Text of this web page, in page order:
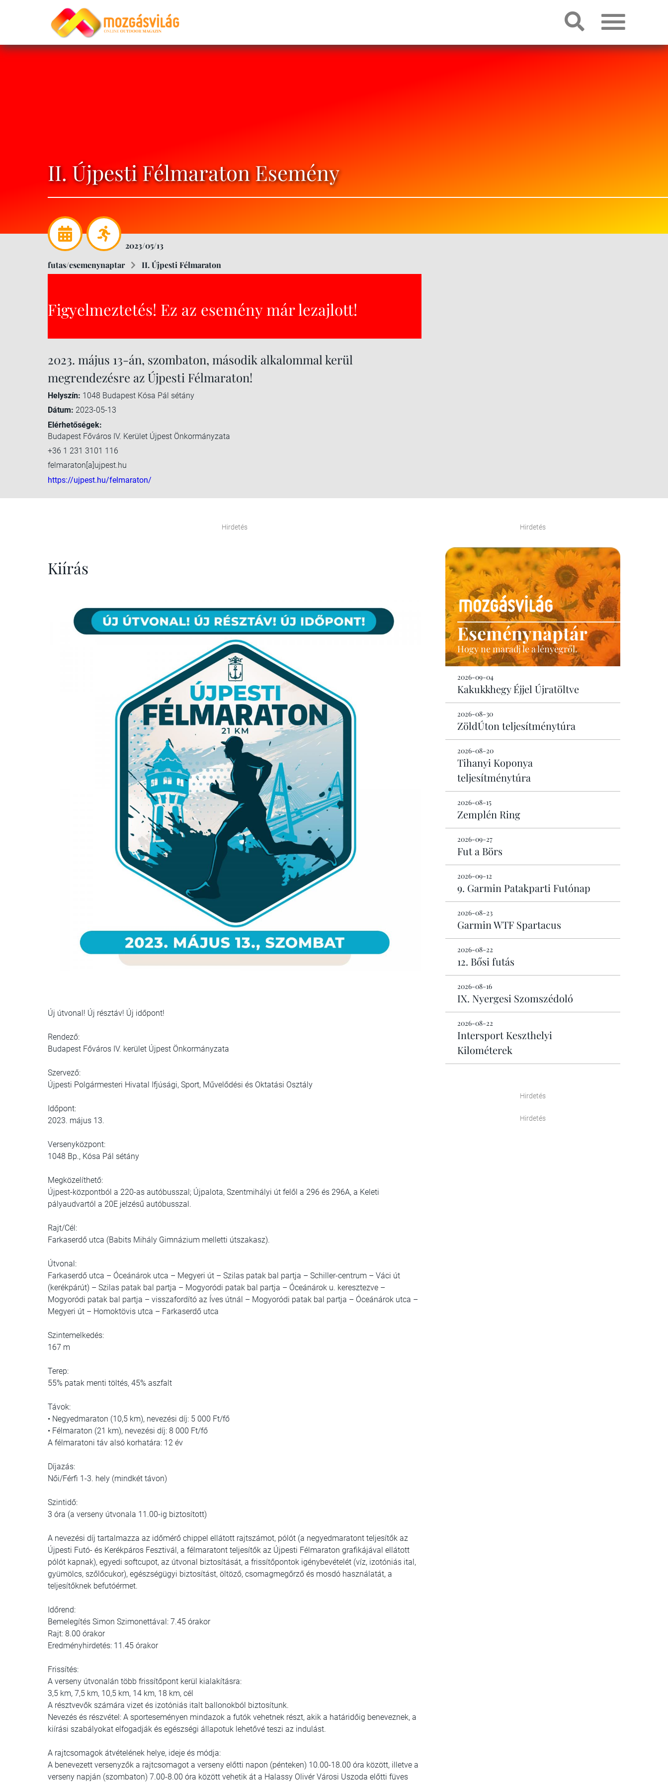
II. Újpesti Félmaraton Esemény
2023/05/13
futas/esemenynaptar
II. Újpesti Félmaraton
Figyelmeztetés! Ez az esemény már lezajlott!
2023. május 13-án, szombaton, második alkalommal kerül
megrendezésre az Újpesti Félmaraton!
Helyszín: 1048 Budapest Kósa Pál sétány
Dátum: 2023-05-13
Elérhetőségek:
Budapest Főváros IV. Kerület Újpest Önkormányzata
+36 1 231 3101 116
felmaraton[a]ujpest.hu
https://ujpest.hu/felmaraton/
Hirdetés
Kiírás
Új útvonal! Új résztáv! Új időpont!
Rendező:
Budapest Főváros IV. kerület Újpest Önkormányzata
Szervező:
Újpesti Polgármesteri Hivatal Ifjúsági, Sport, Művelődési és Oktatási Osztály
Időpont:
2023. május 13.
Versenyközpont:
1048 Bp., Kósa Pál sétány
Megközelíthető:
Újpest-központból a 220-as autóbusszal; Újpalota, Szentmihályi út felől a 296 és 296A, a Keleti
pályaudvartól a 20E jelzésű autóbusszal.
Rajt/Cél:
Farkaserdő utca (Babits Mihály Gimnázium melletti útszakasz).
Útvonal:
Farkaserdő utca – Óceánárok utca – Megyeri út – Szilas patak bal partja – Schiller-centrum – Váci út
(kerékpárút) – Szilas patak bal partja – Mogyoródi patak bal partja – Óceánárok u. keresztezve –
Mogyoródi patak bal partja – visszafordító az Íves útnál – Mogyoródi patak bal partja – Óceánárok utca –
Megyeri út – Homoktövis utca – Farkaserdő utca
Szintemelkedés:
167 m
Terep:
55% patak menti töltés, 45% aszfalt
Távok:
• Negyedmaraton (10,5 km), nevezési díj: 5 000 Ft/fő
• Félmaraton (21 km), nevezési díj: 8 000 Ft/fő
A félmaratoni táv alsó korhatára: 12 év
Díjazás:
Női/Férfi 1-3. hely (mindkét távon)
Szintidő:
3 óra (a verseny útvonala 11.00-ig biztosított)
A nevezési díj tartalmazza az időmérő chippel ellátott rajtszámot, pólót (a negyedmaratont teljesítők az
Újpesti Futó- és Kerékpáros Fesztivál, a félmaratont teljesítők az Újpesti Félmaraton grafikájával ellátott
pólót kapnak), egyedi softcupot, az útvonal biztosítását, a frissítőpontok igénybevételét (víz, izotóniás ital,
gyümölcs, szőlőcukor), egészségügyi biztosítást, öltöző, csomagmegőrző és mosdó használatát, a
teljesítőknek befutóérmet.
Időrend:
Bemelegítés Simon Szimonettával: 7.45 órakor
Rajt: 8.00 órakor
Eredményhirdetés: 11.45 órakor
Frissítés:
A verseny útvonalán több frissítőpont kerül kialakításra:
3,5 km, 7,5 km, 10,5 km, 14 km, 18 km, cél
A résztvevők számára vizet és izotóniás italt ballonokból biztosítunk.
Nevezés és részvétel: A sporteseményen mindazok a futók vehetnek részt, akik a határidőig beneveznek, a
kiírási szabályokat elfogadják és egészségi állapotuk lehetővé teszi az indulást.
A rajtcsomagok átvételének helye, ideje és módja:
A benevezett versenyzők a rajtcsomagot a verseny előtti napon (pénteken) 10.00-18.00 óra között, illetve a
verseny napján (szombaton) 7.00-8.00 óra között vehetik át a Halassy Olivér Városi Uszoda előtti füves
Hirdetés
Eseménynaptár
Hogy ne maradj le a lényegről.
2026-09-04
Kakukkhegy Éjjel Újratöltve
2026-08-30
ZöldÚton teljesítménytúra
2026-08-20
Tihanyi Koponya
teljesítménytúra
2026-08-15
Zemplén Ring
2026-09-27
Fut a Börs
2026-09-12
9. Garmin Patakparti Futónap
2026-08-23
Garmin WTF Spartacus
2026-08-22
12. Bősi futás
2026-08-16
IX. Nyergesi Szomszédoló
2026-08-22
Intersport Keszthelyi
Kilométerek
Hirdetés
Hirdetés